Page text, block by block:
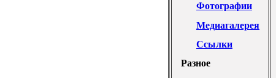
Фотографии
Медиагалерея
Ссылки
Разное